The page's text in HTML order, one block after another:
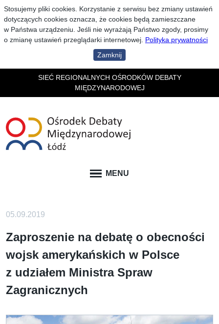
Stosujemy pliki cookies. Korzystanie z serwisu bez zmiany ustawień
dotyczących cookies oznacza, że cookies będą zamieszczane
w Państwa urządzeniu. Jeśli nie wyrażają Państwo zgody, prosimy
o zmianę ustawień przeglądarki internetowej. Polityka prywatności
Zamknij
SIEĆ REGIONALNYCH OŚRODKÓW DEBATY
MIĘDZYNARODOWEJ
MENU
05.09.2019
Zaproszenie na debatę o obecności
wojsk amerykańskich w Polsce
z udziałem Ministra Spraw
Zagranicznych